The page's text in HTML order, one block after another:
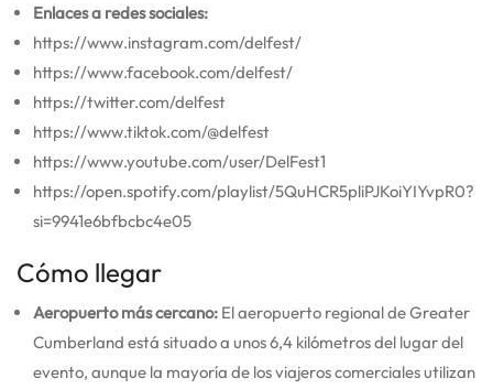
Enlaces a redes sociales:
https://www.instagram.com/delfest/
https://www.facebook.com/delfest/
https://twitter.com/delfest
https://www.tiktok.com/@delfest
https://www.youtube.com/user/DelFest1
https://open.spotify.com/playlist/5QuHCR5pliPJKoiYIYvpR0?
si=9941e6bfbcbc4e05
Cómo llegar
Aeropuerto más cercano: El aeropuerto regional de Greater
Cumberland está situado a unos 6,4 kilómetros del lugar del
evento, aunque la mayoría de los viajeros comerciales utilizan